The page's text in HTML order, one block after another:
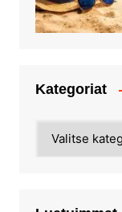
Kategoriat